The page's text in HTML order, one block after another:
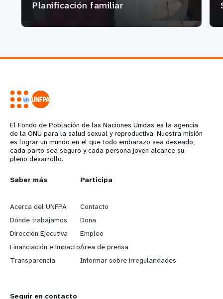
Planificación familiar
El Fondo de Población de las Naciones Unidas es la agencia
de la ONU para la salud sexual y reproductiva. Nuestra misión
es lograr un mundo en el que todo embarazo sea deseado,
cada parto sea seguro y cada persona joven alcance su
pleno desarrollo.
L
e
a
r
n
Saber más
Acerca del UNFPA
Dónde trabajamos
Dirección Ejecutiva
Financiación e impacto
Transparencia
G
o
b
e
y
Participa
Contacto
Dona
Empleo
Área de prensa
Informar sobre irregularidades
Seguir en contacto